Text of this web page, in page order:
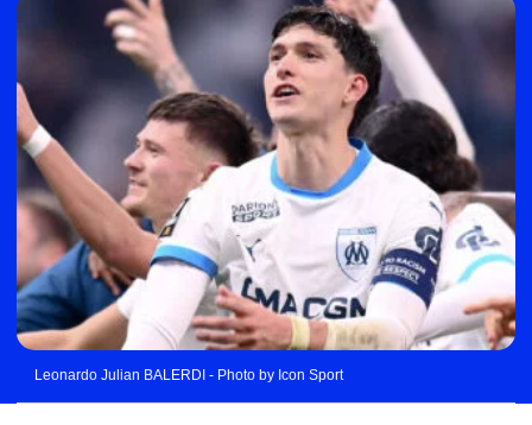
Leonardo Julian BALERDI - Photo by Icon Sport